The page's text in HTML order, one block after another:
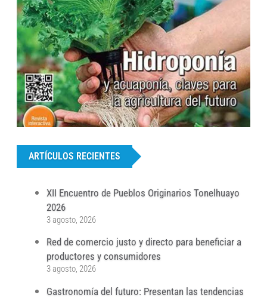
ARTÍCULOS RECIENTES
XII Encuentro de Pueblos Originarios Tonelhuayo
2026
3 agosto, 2026
Red de comercio justo y directo para beneficiar a
productores y consumidores
3 agosto, 2026
Gastronomía del futuro: Presentan las tendencias